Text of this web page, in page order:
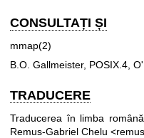
CONSULTAȚI ȘI
mmap(2)
B.O. Gallmeister, POSIX.4,
TRADUCERE
Traducerea în limba
Remus-Gabriel Chelu